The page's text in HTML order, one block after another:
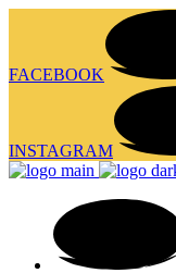
FACEBOOK
INSTAGRAM